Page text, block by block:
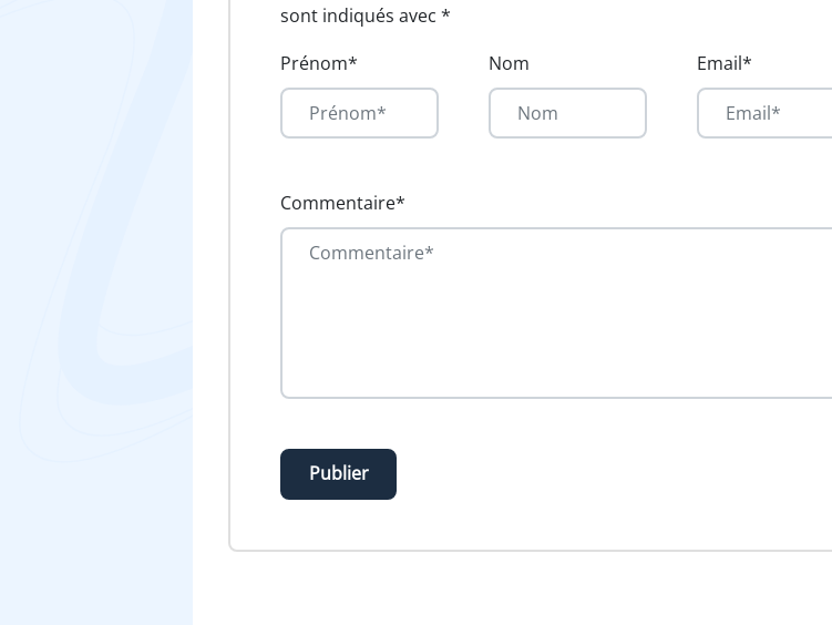
sont indiqués avec *
Prénom*
Nom Email*
Commentaire*
Publier